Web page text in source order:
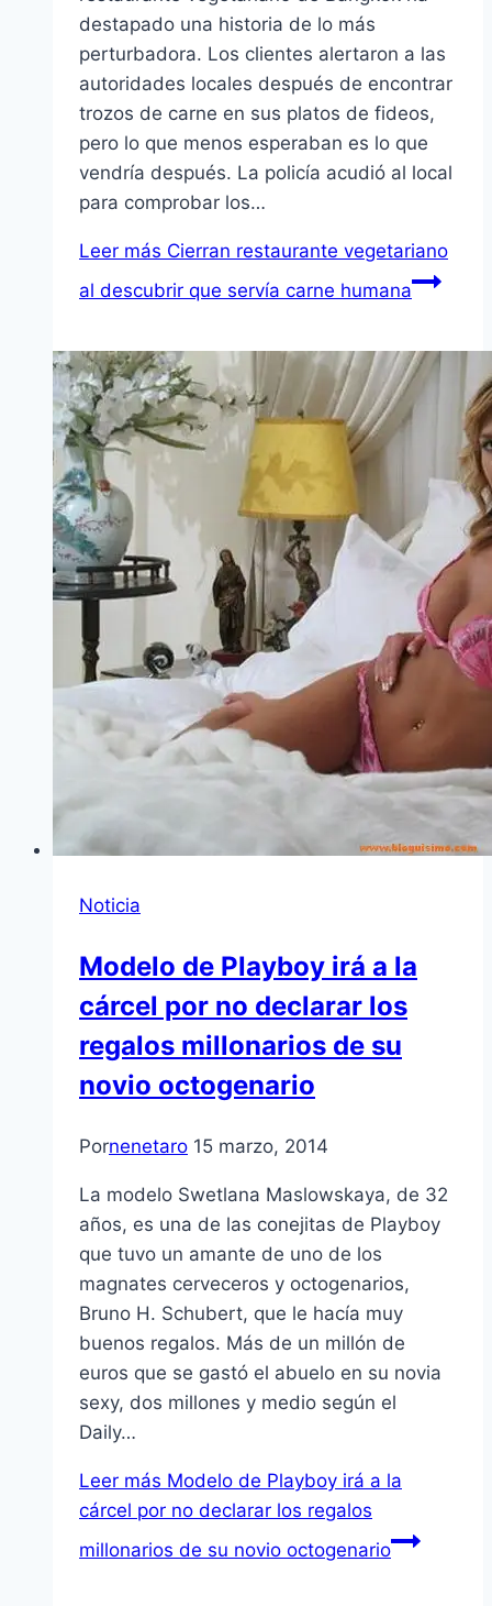
destapado una historia de lo más
perturbadora. Los clientes alertaron a las
autoridades locales después de encontrar
trozos de carne en sus platos de fideos,
pero lo que menos esperaban es lo que
vendría después. La policía acudió al local
para comprobar los…
Leer más Cierran restaurante vegetariano
al descubrir que servía carne humana
Noticia
Modelo de Playboy irá a la
cárcel por no declarar los
regalos millonarios de su
novio octogenario
Pornenetaro 15 marzo, 2014
La modelo Swetlana Maslowskaya, de 32
años, es una de las conejitas de Playboy
que tuvo un amante de uno de los
magnates cerveceros y octogenarios,
Bruno H. Schubert, que le hacía muy
buenos regalos. Más de un millón de
euros que se gastó el abuelo en su novia
sexy, dos millones y medio según el
Daily…
Leer más Modelo de Playboy irá a la
cárcel por no declarar los regalos
millonarios de su novio octogenario